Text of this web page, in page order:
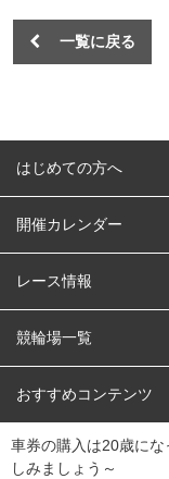
一覧に戻る
はじめての方へ
はじめての方へ
開催カレンダー
競輪
オートレース
競輪くじ
Dokanto!
レース情報
レース予想
レース結果
キャリーオーバー一覧
競輪場一覧
北日本 函館競輪場
関
東
弥彦競輪場
おすすめコンテンツ
競輪選手情報
車券の購入は20歳に
しみましょう～